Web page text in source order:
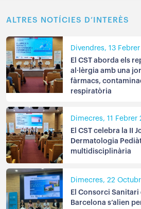
ALTRES NOTÍCIES D’INTERÈS
Divendres, 13
El CST aborda els
al·lèrgia amb una
fàrmacs,
respiratòria
Dimecres, 11 Febrer
El CST celebra la II
Dermatologia
multidisciplinària
Dimecres, 22
El Consorci Sanitari
Barcelona s’alien